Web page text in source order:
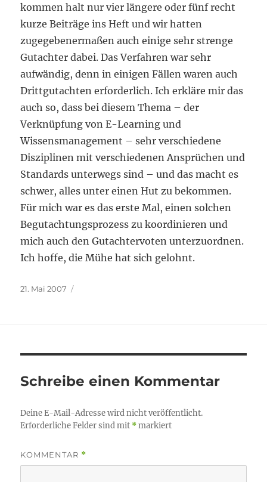
kommen halt nur vier längere oder fünf recht
kurze Beiträge ins Heft und wir hatten
zugegebenermaßen auch einige sehr strenge
Gutachter dabei. Das Verfahren war sehr
aufwändig, denn in einigen Fällen waren auch
Drittgutachten erforderlich. Ich erkläre mir das
auch so, dass bei diesem Thema – der
Verknüpfung von E-Learning und
Wissensmanagement – sehr verschiedene
Disziplinen mit verschiedenen Ansprüchen und
Standards unterwegs sind – und das macht es
schwer, alles unter einen Hut zu bekommen.
Für mich war es das erste Mal, einen solchen
Begutachtungsprozess zu koordinieren und
mich auch den Gutachtervoten unterzuordnen.
Ich hoffe, die Mühe hat sich gelohnt.
Veröffentlicht
21. Mai 2007
Schreibe einen Kommentar
Deine E-Mail-Adresse wird nicht veröffentlicht.
Erforderliche Felder sind mit *markiert
KOMMENTAR *